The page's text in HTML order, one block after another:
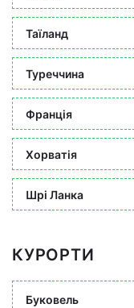
Таїланд
Туреччина
Франція
Хорватія
Шрі Ланка
КУРОРТИ
Буковель